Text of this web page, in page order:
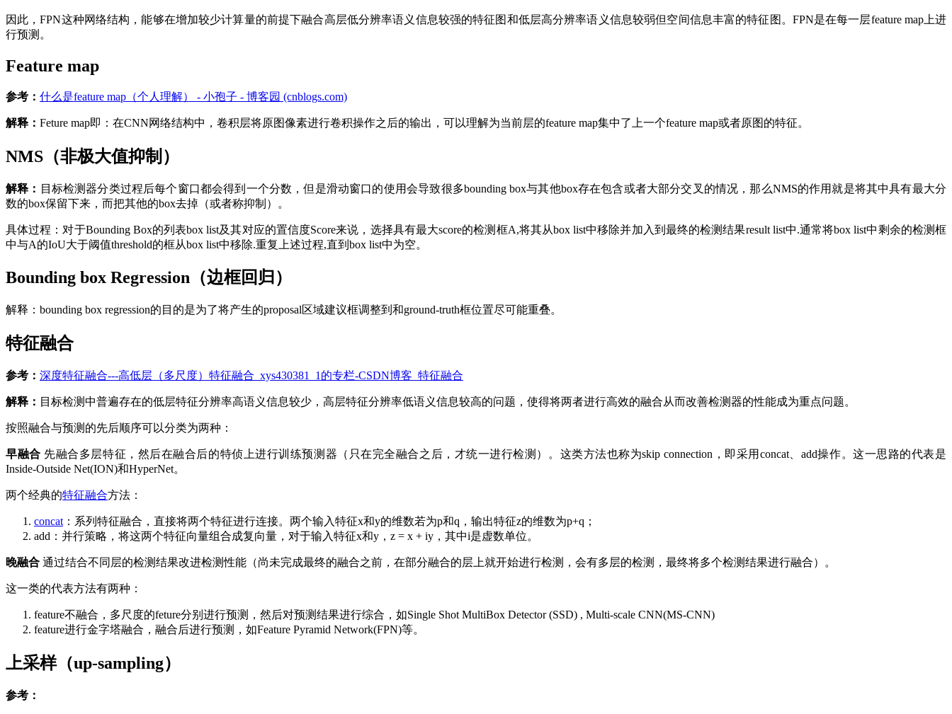
因此，FPN这种网络结构，能够在增加较少计算量的前提下融合高层低分辨率语义信息较强的特征图和低层高分辨率语义信息较弱但空间信息丰富的特征图。FPN是在每一层feature map上进
行预测。
Feature map
参考： 什么是feature map（个人理解） - 小孢子 - 博客园 (cnblogs.com)
解释： Feture map即：在CNN网络结构中，卷积层将原图像素进行卷积操作之后的输出，可以理解为当前层的feature map集中了上一个feature map或者原图的特征。
NMS（非极大值抑制）
解释： 目标检测器分类过程后每个窗口都会得到一个分数，但是滑动窗口的使用会导致很多bounding box与其他box存在包含或者大部分交叉的情况，那么NMS的作用就是将其中具有最大分
数的box保留下来，而把其他的box去掉（或者称抑制）。
具体过程：对于Bounding Box的列表box list及其对应的置信度Score来说，选择具有最大score的检测框A,将其从box list中移除并加入到最终的检测结果result list中.通常将box list中剩余的检测框
中与A的IoU大于阈值threshold的框从box list中移除.重复上述过程,直到box list中为空。
Bounding box Regression（边框回归）
解释：bounding box regression的目的是为了将产生的proposal区域建议框调整到和ground-truth框位置尽可能重叠。
特征融合
参考： 深度特征融合---高低层（多尺度）特征融合_xys430381_1的专栏-CSDN博客_特征融合
解释： 目标检测中普遍存在的低层特征分辨率高语义信息较少，高层特征分辨率低语义信息较高的问题，使得将两者进行高效的融合从而改善检测器的性能成为重点问题。
按照融合与预测的先后顺序可以分类为两种：
早融合 先融合多层特征，然后在融合后的特侦上进行训练预测器（只在完全融合之后，才统一进行检测）。这类方法也称为skip connection，即采用concat、add操作。这一思路的代表是
Inside-Outside Net(ION)和HyperNet。
两个经典的特征融合方法：
concat ：系列特征融合，直接将两个特征进行连接。两个输入特征x和y的维数若为p和q，输出特征z的维数为p+q；
add：并行策略，将这两个特征向量组合成复向量，对于输入特征x和y，z = x + iy，其中i是虚数单位。
晚融合 通过结合不同层的检测结果改进检测性能（尚未完成最终的融合之前，在部分融合的层上就开始进行检测，会有多层的检测，最终将多个检测结果进行融合）。
这一类的代表方法有两种：
feature不融合，多尺度的feture分别进行预测，然后对预测结果进行综合，如Single Shot MultiBox Detector (SSD) , Multi-scale CNN(MS-CNN)
feature进行金字塔融合，融合后进行预测，如Feature Pyramid Network(FPN)等。
上采样（up-sampling）
参考：